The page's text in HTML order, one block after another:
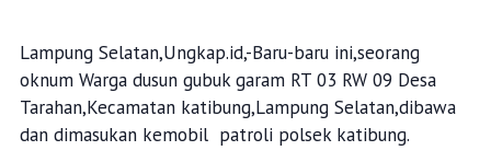
Lampung Selatan,Ungkap.id,-Baru-baru ini,seorang
oknum Warga dusun gubuk garam RT 03 RW 09 Desa
Tarahan,Kecamatan katibung,Lampung Selatan,dibawa
dan dimasukan kemobil patroli polsek katibung.